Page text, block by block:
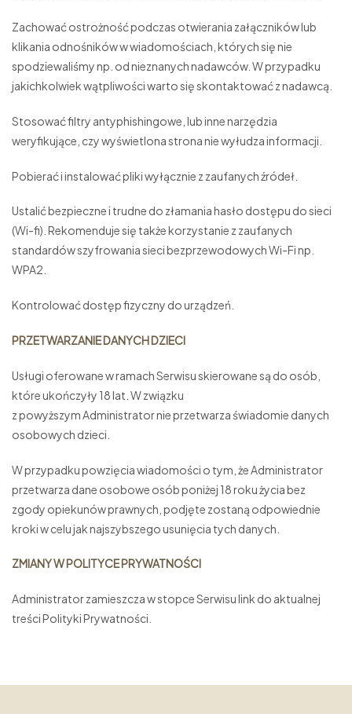
Zachować ostrożność podczas otwierania załączników lub
klikania odnośników w wiadomościach, których się nie
spodziewaliśmy np. od nieznanych nadawców. W przypadku
jakichkolwiek wątpliwości warto się skontaktować z nadawcą.
Stosować filtry antyphishingowe, lub inne narzędzia
weryfikujące, czy wyświetlona strona nie wyłudza informacji.
Pobierać i instalować pliki wyłącznie z zaufanych źródeł.
Ustalić bezpieczne i trudne do złamania hasło dostępu do sieci
(Wi-fi). Rekomenduje się także korzystanie z zaufanych
standardów szyfrowania sieci bezprzewodowych Wi-Fi np.
WPA2.
Kontrolować dostęp fizyczny do urządzeń.
PRZETWARZANIE DANYCH DZIECI
Usługi oferowane w ramach Serwisu skierowane są do osób,
które ukończyły 18 lat. W związku
z powyższym Administrator nie przetwarza świadomie danych
osobowych dzieci.
W przypadku powzięcia wiadomości o tym, że Administrator
przetwarza dane osobowe osób poniżej 18 roku życia bez
zgody opiekunów prawnych, podjęte zostaną odpowiednie
kroki w celu jak najszybszego usunięcia tych danych.
ZMIANY W POLITYCE PRYWATNOŚCI
Administrator zamieszcza w stopce Serwisu link do aktualnej
treści Polityki Prywatności.